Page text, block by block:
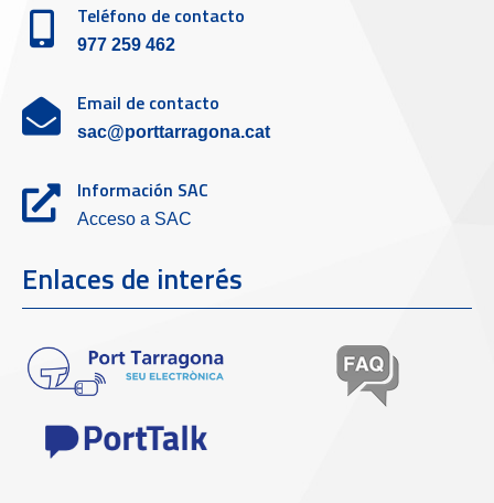
Teléfono de contacto
977 259 462
Email de contacto
sac@porttarragona.cat
Información SAC
Acceso a SAC
Enlaces de interés